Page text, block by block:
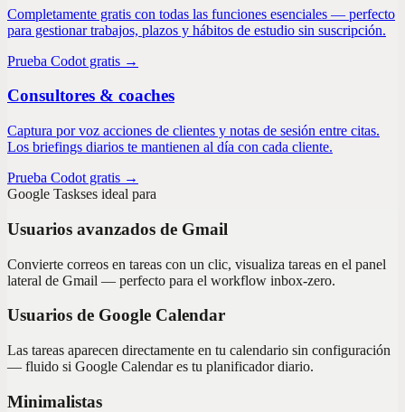
Completamente gratis con todas las funciones esenciales — perfecto
para gestionar trabajos, plazos y hábitos de estudio sin suscripción.
Prueba Codot gratis →
Consultores & coaches
Captura por voz acciones de clientes y notas de sesión entre citas.
Los briefings diarios te mantienen al día con cada cliente.
Prueba Codot gratis →
Google Taskses ideal para
Usuarios avanzados de Gmail
Convierte correos en tareas con un clic, visualiza tareas en el panel
lateral de Gmail — perfecto para el workflow inbox-zero.
Usuarios de Google Calendar
Las tareas aparecen directamente en tu calendario sin configuración
— fluido si Google Calendar es tu planificador diario.
Minimalistas